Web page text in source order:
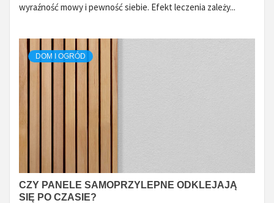
wyraźność mowy i pewność siebie. Efekt leczenia zależy...
DOM I OGRÓD
CZY PANELE SAMOPRZYLEPNE ODKLEJAJĄ
SIĘ PO CZASIE?